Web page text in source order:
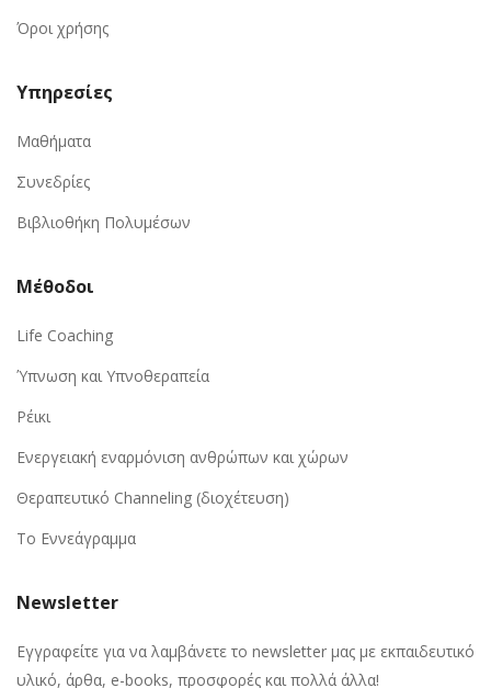
Όροι χρήσης
Υπηρεσίες
Μαθήματα
Συνεδρίες
Βιβλιοθήκη Πολυμέσων
Μέθοδοι
Life Coaching
Ύπνωση και Υπνοθεραπεία
Ρέικι
Ενεργειακή εναρμόνιση ανθρώπων και χώρων
Θεραπευτικό Channeling (διοχέτευση)
Το Εννεάγραμμα
Newsletter
Εγγραφείτε για να λαμβάνετε το newsletter μας με εκπαιδευτικό
υλικό, άρθα, e-books, προσφορές και πολλά άλλα!